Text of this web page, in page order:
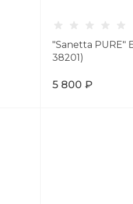
"Sanetta PURE"
38201)
5 800 ₽